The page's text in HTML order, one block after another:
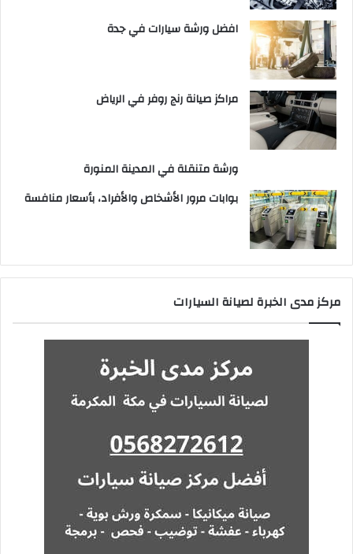
افضل ورشة سيارات في جدة
مراكز صيانة رنج روفر في الرياض
ورشة متنقلة في المدينة المنورة
بوابات مرور الأشخاص والأفراد، بأسعار منافسة
مركز مدى الخبرة لصيانة السيارات